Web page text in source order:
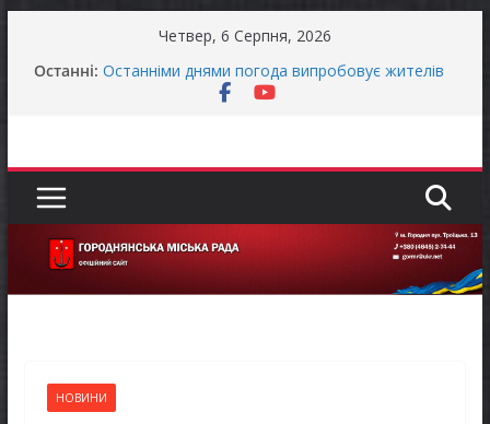
Четвер, 6 Серпня, 2026
Останні:
Городнянська міська рада встановила 100-
відсоткові податкові пільги для територій,
щодо яких прийнято рішення про обов’язкову
присудження Премії Кабінету Міністрів України
за вагомий внесок у забезпечення
енергетичної стійкості України
До уваги представників бізнесу!
Продовжується реалізація програми «Діалог
НОВИНИ